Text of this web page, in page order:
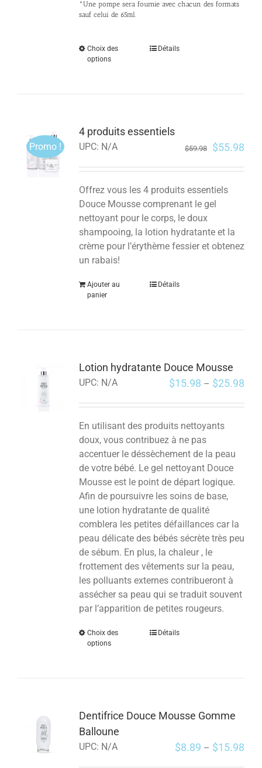
*Une pompe sera fournie avec chacun des formats
sauf celui de 65ml.
Choix des
options
Détails
Promo !
4 produits essentiels
UPC: N/A $59.98 $55.98
Offrez vous les 4 produits essentiels
Douce Mousse comprenant le gel
nettoyant pour le corps, le doux
shampooing, la lotion hydratante et la
crème pour l’érythème fessier et obtenez
un rabais!
Ajouter au
panier
Détails
Lotion hydratante Douce Mousse
UPC: N/A $15.98 – $25.98
En utilisant des produits nettoyants
doux, vous contribuez à ne pas
accentuer le déssèchement de la peau
de votre bébé. Le gel nettoyant Douce
Mousse est le point de départ logique.
Afin de poursuivre les soins de base,
une lotion hydratante de qualité
comblera les petites défaillances car la
peau délicate des bébés sécrète très peu
de sébum. En plus, la chaleur , le
frottement des vêtements sur la peau,
les polluants externes contribueront à
assécher sa peau qui se traduit souvent
par l’apparition de petites rougeurs.
Choix des
options
Détails
Dentifrice Douce Mousse Gomme
Balloune
UPC: N/A $8.89 – $15.98